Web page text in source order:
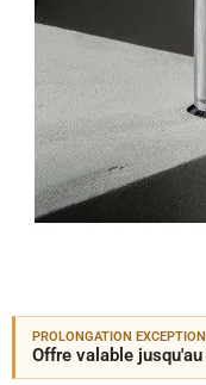
PROLONGATION
Offre valable